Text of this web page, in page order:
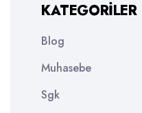
KATEGORILER
Blog
Muhasebe
Sgk